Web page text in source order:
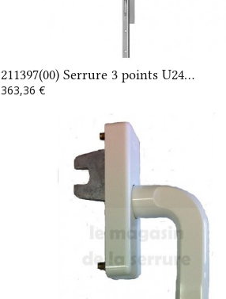
211397(00) Serrure 3 points U24...
363,36 €